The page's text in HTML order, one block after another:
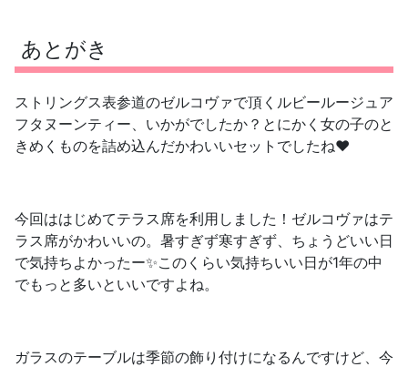
あとがき
ストリングス表参道のゼルコヴァで頂くルビールージュア
フタヌーンティー、いかがでしたか？とにかく女の子のと
きめくものを詰め込んだかわいいセットでしたね❤️
今回ははじめてテラス席を利用しました！ゼルコヴァはテ
ラス席がかわいいの。暑すぎず寒すぎず、ちょうどいい日
で気持ちよかったー✨このくらい気持ちいい日が1年の中
でもっと多いといいですよね。
ガラスのテーブルは季節の飾り付けになるんですけど、今